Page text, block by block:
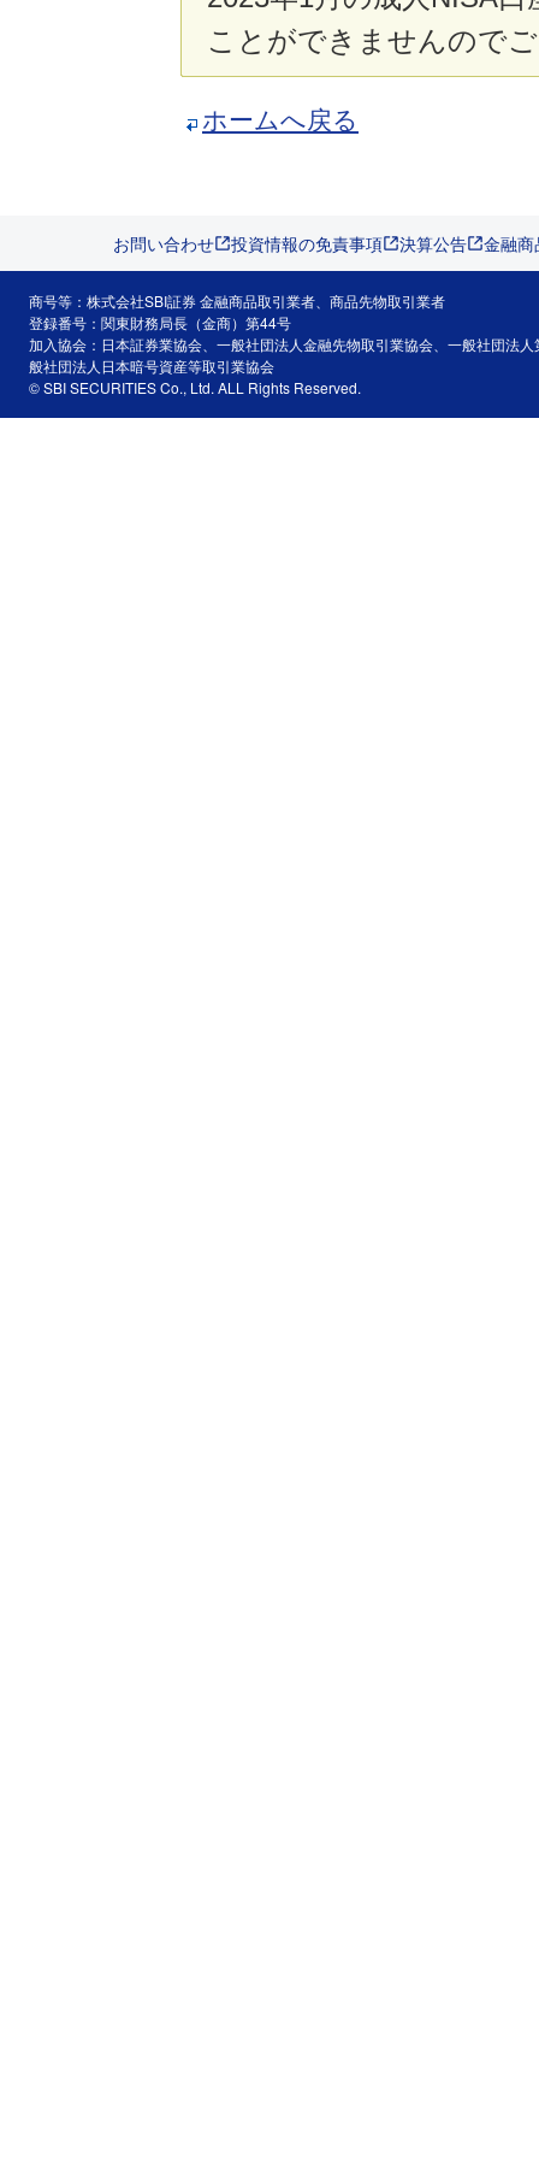
ことができませんので
ホームへ戻る
お問い合わせ 投資情報の免責事項 決算公告 金融
商号等：株式会社SBI証券 金融商品取引業者、商品先物取引業者
登録番号：関東財務局長（金商）第44号
加入協会：日本証券業協会、一般社団法人金融先物取引業協会、一般社団法
般社団法人日本暗号資産等取引業協会
© SBI SECURITIES Co., Ltd. ALL Rights Reserved.